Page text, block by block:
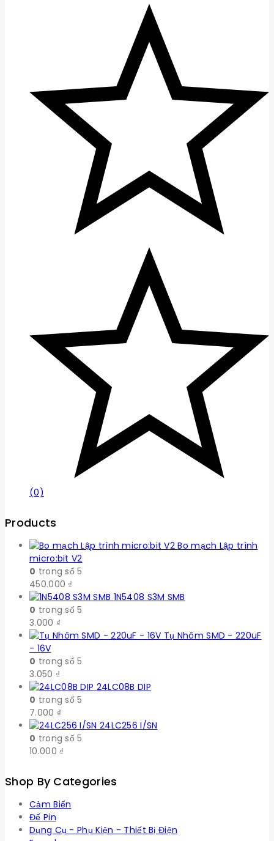
(0)
Products
Bo mạch Lập trình
micro:bit V2
0 trong số 5
450.000 ₫
1N5408 S3M SMB
0 trong số 5
3.000 ₫
Tụ Nhôm SMD - 220uF
- 16V
0 trong số 5
3.050 ₫
24LC08B DIP
0 trong số 5
7.000 ₫
24LC256 I/SN
0 trong số 5
10.000 ₫
Shop By Categories
Cảm Biến
Đế Pin
Dụng Cụ - Phụ Kiện - Thiết Bị Điện